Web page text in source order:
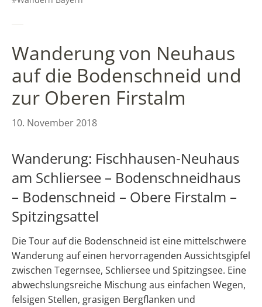
Wanderung von Neuhaus
auf die Bodenschneid und
zur Oberen Firstalm
10. November 2018
Wanderung: Fischhausen-Neuhaus
am Schliersee – Bodenschneidhaus
– Bodenschneid – Obere Firstalm –
Spitzingsattel
Die Tour auf die Bodenschneid ist eine mittelschwere
Wanderung auf einen hervorragenden Aussichtsgipfel
zwischen Tegernsee, Schliersee und Spitzingsee. Eine
abwechslungsreiche Mischung aus einfachen Wegen,
felsigen Stellen, grasigen Bergflanken und